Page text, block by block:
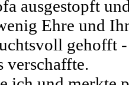
ausgestopft
Ehre und
gehofft
verschaffte.